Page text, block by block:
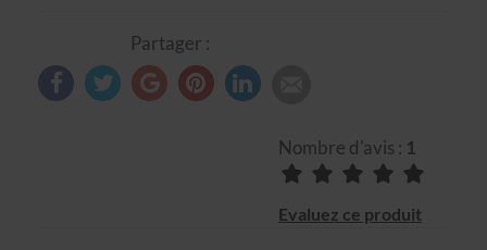
Partager :
Nombre d'avis : 1
Evaluez ce produit